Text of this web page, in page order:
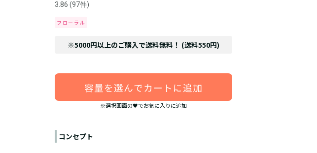
3.86 (97件)
フローラル
※5000円以上のご購入で送料無料！ (送料550円)
容量を選んでカートに追加
※選択画面の🖤でお気に入りに追加
コンセプト